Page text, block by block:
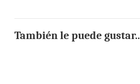
También le puede